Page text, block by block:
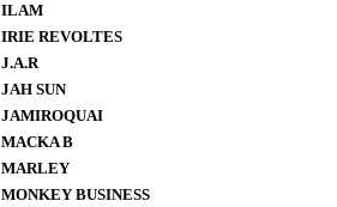
ILAM
IRIE REVOLTES
J.A.R
JAH SUN
JAMIROQUAI
MACKA B
MARLEY
MONKEY BUSINESS